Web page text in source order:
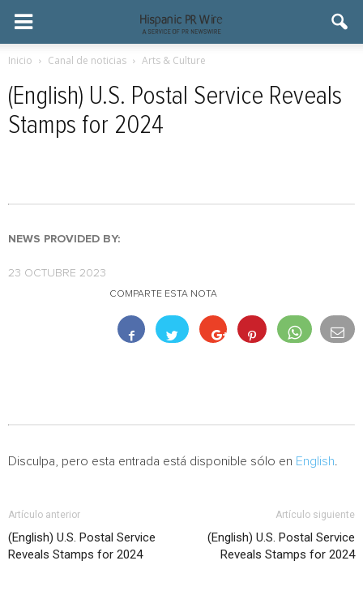
Inicio Canal de noticias Arts & Culture
(English) U.S. Postal Service Reveals
Stamps for 2024
NEWS PROVIDED BY:
23 OCTUBRE 2023
COMPARTE ESTA NOTA
Disculpa, pero esta entrada está disponible sólo en English
Artículo anterior
(English) U.S. Postal Service
Reveals Stamps for 2024
Artículo siguiente
(English) U.S. Postal Service
Reveals Stamps for 2024